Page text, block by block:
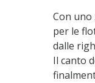
Con uno
per le
dalle
Il canto